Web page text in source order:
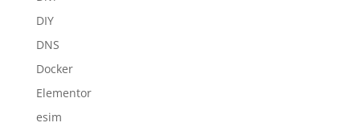
DIY
DNS
Docker
Elementor
esim